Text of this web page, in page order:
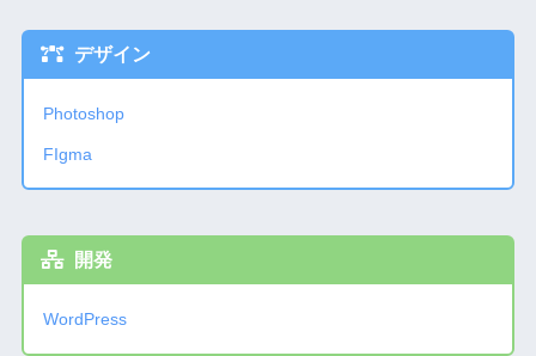
デザイン
Photoshop
FIgma
開発
WordPress